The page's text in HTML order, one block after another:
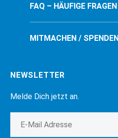
FAQ – HÄUFIGE FRAGEN
MITMACHEN / SPENDEN
NEWSLETTER
Melde Dich jetzt an.